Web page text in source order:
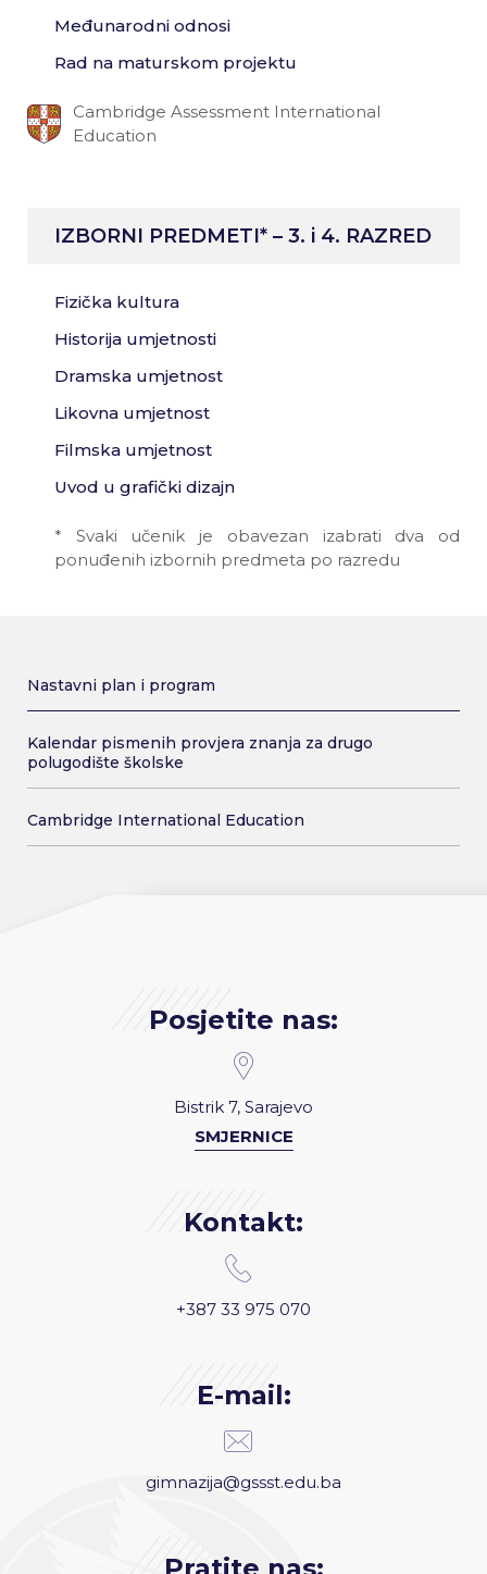
Nastavni plan i program
Kalendar pismenih provjera znanja za drugo
polugodište školske
Cambridge International Education
Međunarodni odnosi
Rad na maturskom projektu
Cambridge Assessment International
Education
IZBORNI PREDMETI* – 3. i 4. RAZRED
Fizička kultura
Historija umjetnosti
Dramska umjetnost
Likovna umjetnost
Filmska umjetnost
Uvod u grafički dizajn
* Svaki učenik je obavezan izabrati dva od
ponuđenih izbornih predmeta po razredu
Posjetite nas:
Bistrik 7, Sarajevo
SMJERNICE
Kontakt:
+387 33 975 070
E-mail:
gimnazija@gssst.edu.ba